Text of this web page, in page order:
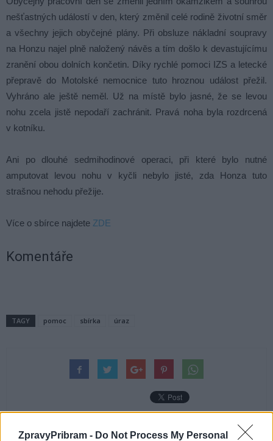
ZpravyPribram - Do Not Process My Personal
nešťastných událostí v den, který změnil celé rodině životní směr
a všechny jejich obyčejné plány. Při obsluze nákladní soupravy
na Honzu najel plně naložený návěs a tím došlo k devastujícímu
zranění obou dolních končetin. Díky rychlé pomoci IZS a letecké
přepravě do Motolské nemocnice tuto hroznou událost přežil.
Vyhráno ale ještě neměl. Už na místě bylo jasné, že se levou
nohu zcela jistě nepodaří zachránit. Pravá noha byla rozdrcená
v kotníku.
Ani po dlouhé sedmihodinové operaci, při které bylo nutné
amputovat levou nohu v kyčli nebylo jisté, zda Honza tuto
strašnou nehodu přežije.
Více o sbírce najdete ZDE
Komentáře
TAGY pomoc sbírka úraz